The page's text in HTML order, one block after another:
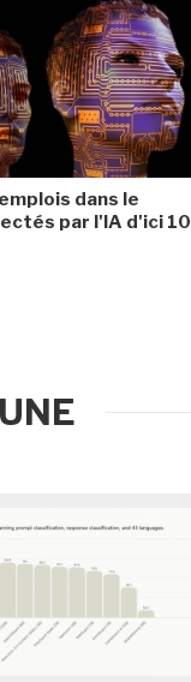
dans le
par l'IA d'ici 10